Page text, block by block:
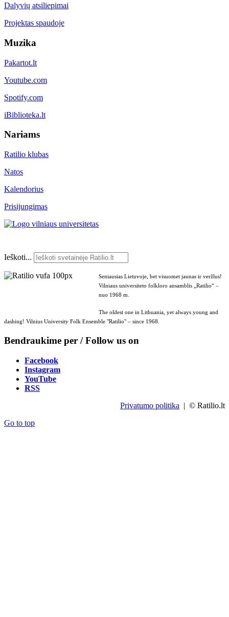
Dalyvių atsiliepimai
Projektas spaudoje
Muzika
Pakartot.lt
Youtube.com
Spotify.com
iBiblioteka.lt
Nariams
Ratilio klubas
Natos
Kalendorius
Prisijungimas
Ieškoti...
Seniausias Lietuvoje, bet visuomet jaunas ir veržlus!
Vilniaus universiteto folkloro ansamblis „Ratilio“ –
nuo 1968 m.
The oldest one in Lithuania, yet always young and
dashing! Vilnius University Folk Ensemble "Ratilio" – since 1968.
Bendraukime per / Follow us on
Facebook
Instagram
YouTube
RSS
Privatumo politika | © Ratilio.lt
Go to top